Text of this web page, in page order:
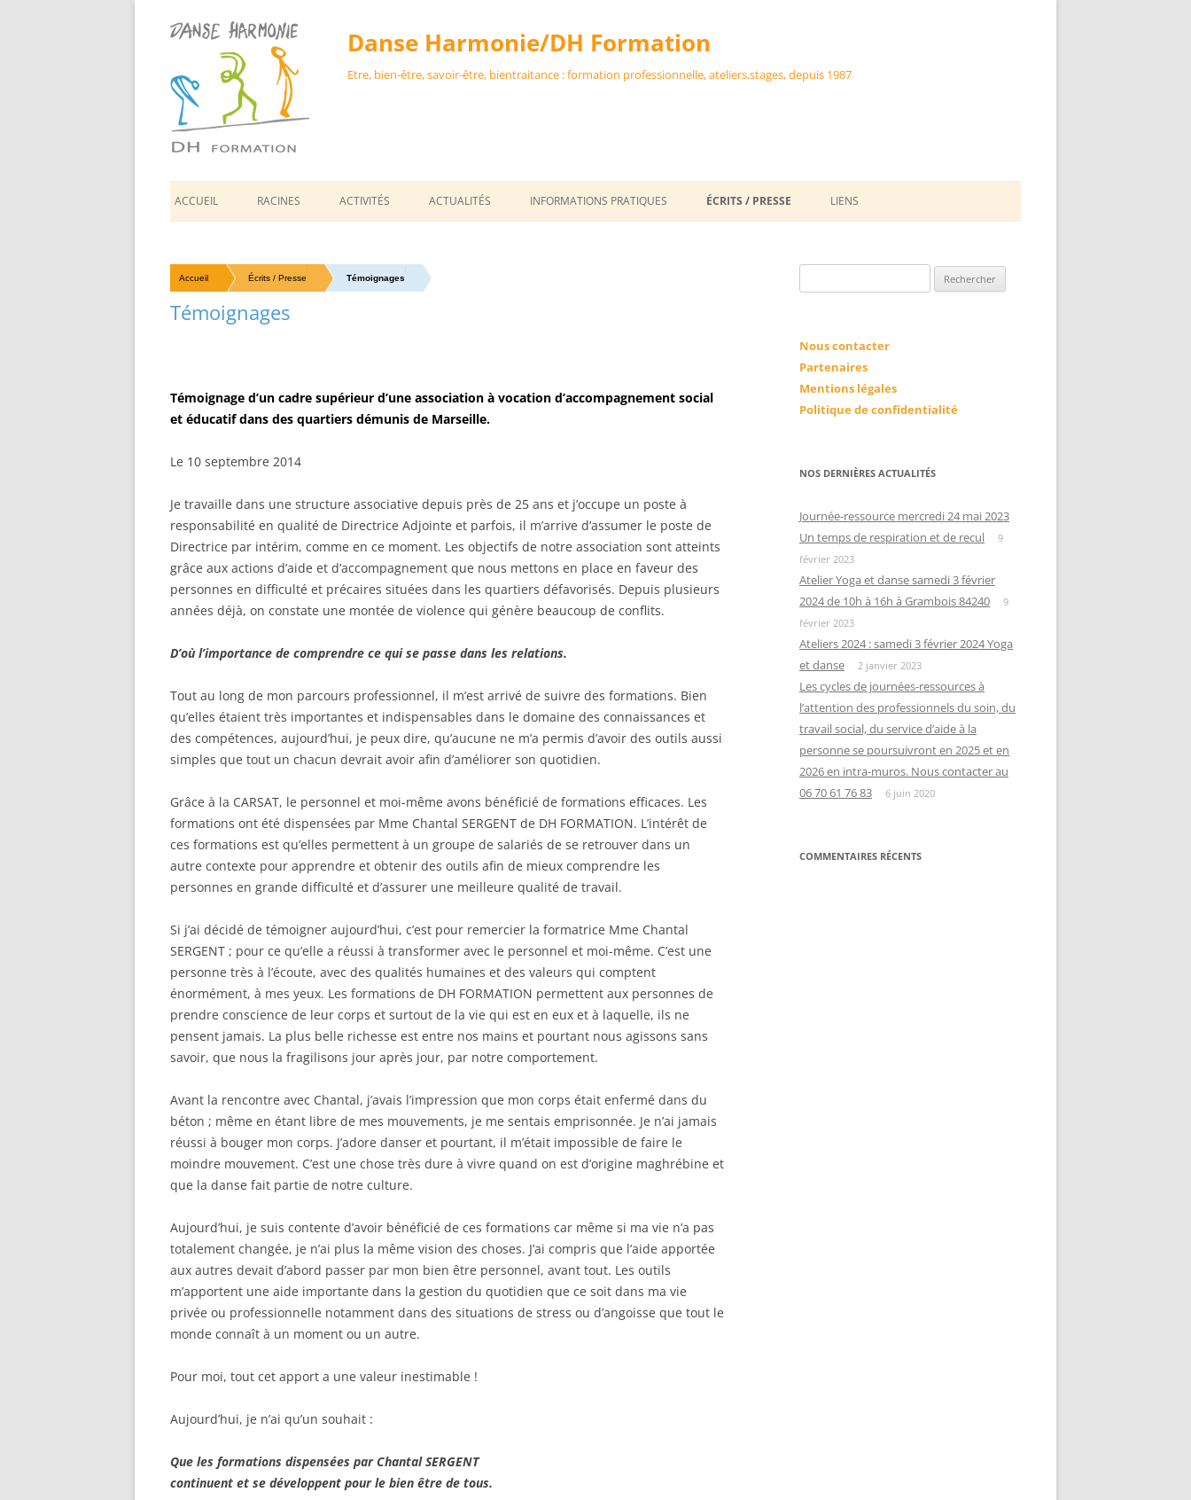
Danse Harmonie/DH Formation
Etre, bien-être, savoir-être, bientraitance : formation professionnelle, ateliers,stages, depuis 1987
Aller
au
contenu
ACCUEIL RACINES ACTIVITÉS
COHÉSION D’ÉQUIPE
ACTUALITÉS INFORMATIONS PRATIQUES ÉCRITS / PRESSE LIENS
ENFANCE ET MUSIQUE
LA COMPAGNIE DANA
Accueil
»
Écrits / Presse
Témoignages
Témoignages
Témoignage d’un cadre supérieur d’une association à vocation d’accompagnement social
et éducatif dans des quartiers démunis de Marseille.
Le 10 septembre 2014
Je travaille dans une structure associative depuis près de 25 ans et j’occupe un poste à
responsabilité en qualité de Directrice Adjointe et parfois, il m’arrive d’assumer le poste de
Directrice par intérim, comme en ce moment. Les objectifs de notre association sont atteints
grâce aux actions d’aide et d’accompagnement que nous mettons en place en faveur des
personnes en difficulté et précaires situées dans les quartiers défavorisés. Depuis plusieurs
années déjà, on constate une montée de violence qui génère beaucoup de conflits.
D’où l’importance de comprendre ce qui se passe dans les relations.
Tout au long de mon parcours professionnel, il m’est arrivé de suivre des formations. Bien
qu’elles étaient très importantes et indispensables dans le domaine des connaissances et
des compétences, aujourd’hui, je peux dire, qu’aucune ne m’a permis d’avoir des outils aussi
simples que tout un chacun devrait avoir afin d’améliorer son quotidien.
Grâce à la CARSAT, le personnel et moi-même avons bénéficié de formations efficaces. Les
formations ont été dispensées par Mme Chantal SERGENT de DH FORMATION. L’intérêt de
ces formations est qu’elles permettent à un groupe de salariés de se retrouver dans un
autre contexte pour apprendre et obtenir des outils afin de mieux comprendre les
personnes en grande difficulté et d’assurer une meilleure qualité de travail.
Si j’ai décidé de témoigner aujourd’hui, c’est pour remercier la formatrice Mme Chantal
SERGENT ; pour ce qu’elle a réussi à transformer avec le personnel et moi-même. C’est une
personne très à l’écoute, avec des qualités humaines et des valeurs qui comptent
énormément, à mes yeux. Les formations de DH FORMATION permettent aux personnes de
prendre conscience de leur corps et surtout de la vie qui est en eux et à laquelle, ils ne
pensent jamais. La plus belle richesse est entre nos mains et pourtant nous agissons sans
savoir, que nous la fragilisons jour après jour, par notre comportement.
Avant la rencontre avec Chantal, j’avais l’impression que mon corps était enfermé dans du
béton ; même en étant libre de mes mouvements, je me sentais emprisonnée. Je n’ai jamais
réussi à bouger mon corps. J’adore danser et pourtant, il m’était impossible de faire le
moindre mouvement. C’est une chose très dure à vivre quand on est d’origine maghrébine et
que la danse fait partie de notre culture.
Aujourd’hui, je suis contente d’avoir bénéficié de ces formations car même si ma vie n’a pas
totalement changée, je n’ai plus la même vision des choses. J’ai compris que l’aide apportée
aux autres devait d’abord passer par mon bien être personnel, avant tout. Les outils
m’apportent une aide importante dans la gestion du quotidien que ce soit dans ma vie
privée ou professionnelle notamment dans des situations de stress ou d’angoisse que tout le
monde connaît à un moment ou un autre.
Pour moi, tout cet apport a une valeur inestimable !
Aujourd’hui, je n’ai qu’un souhait :
Que les formations dispensées par Chantal SERGENT
continuent et se développent pour le bien être de tous.
Nous contacter
Partenaires
Mentions légales
Politique de confidentialité
NOS DERNIÈRES ACTUALITÉS
Journée-ressource mercredi 24 mai 2023
Un temps de respiration et de recul
9
février 2023
Atelier Yoga et danse samedi 3 février
2024 de 10h à 16h à Grambois 84240
9
février 2023
Ateliers 2024 : samedi 3 février 2024 Yoga
et danse
2 janvier 2023
Les cycles de journées-ressources à
l’attention des professionnels du soin, du
travail social, du service d’aide à la
personne se poursuivront en 2025 et en
2026 en intra-muros. Nous contacter au
06 70 61 76 83
6 juin 2020
COMMENTAIRES RÉCENTS